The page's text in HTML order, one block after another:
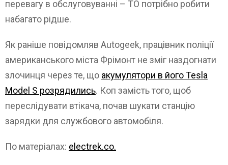
перевагу в обслуговуванні – ТО потрібно робити
набагато рідше.
Як раніше повідомляв Autogeek, працівник поліції
американського міста Фрімонт не зміг наздогнати
злочинця через те, що акумулятори в його Tesla
Model S розрядились. Коп замість того, щоб
переслідувати втікача, почав шукати станцію
зарядки для службового автомобіля.
По матеріалах: electrek.co.